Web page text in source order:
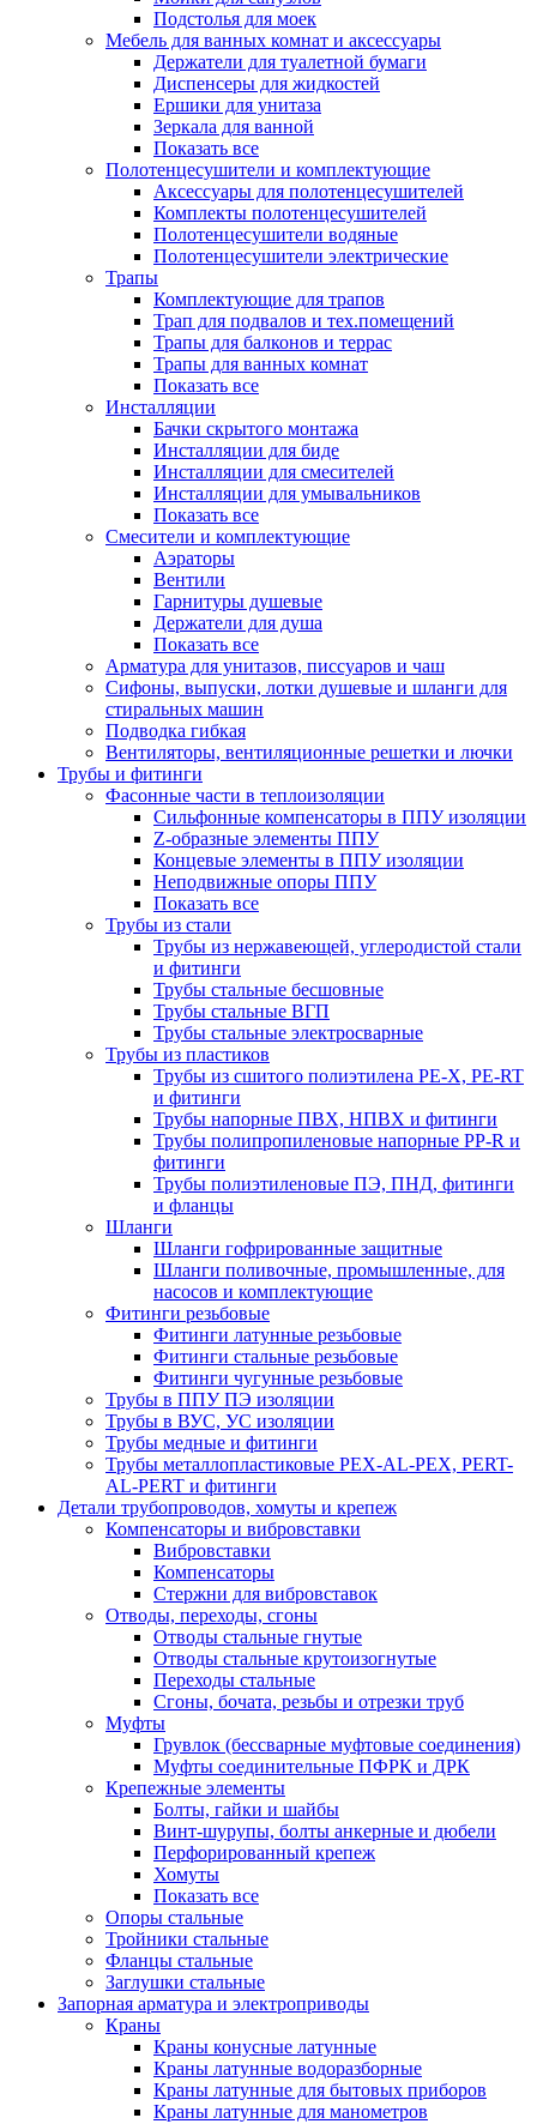
Подстолья для моек
Мебель для ванных комнат и аксессуары
Держатели для туалетной бумаги
Диспенсеры для жидкостей
Ершики для унитаза
Зеркала для ванной
Показать все
Полотенцесушители и комплектующие
Аксессуары для полотенцесушителей
Комплекты полотенцесушителей
Полотенцесушители водяные
Полотенцесушители электрические
Трапы
Комплектующие для трапов
Трап для подвалов и тех.помещений
Трапы для балконов и террас
Трапы для ванных комнат
Показать все
Инсталляции
Бачки скрытого монтажа
Инсталляции для биде
Инсталляции для смесителей
Инсталляции для умывальников
Показать все
Смесители и комплектующие
Аэраторы
Вентили
Гарнитуры душевые
Держатели для душа
Показать все
Арматура для унитазов, писсуаров и чаш
Сифоны, выпуски, лотки душевые и шланги для
стиральных машин
Подводка гибкая
Вентиляторы, вентиляционные решетки и лючки
Трубы и фитинги
Фасонные части в теплоизоляции
Cильфонные компенсаторы в ППУ изоляции
Z-образные элементы ППУ
Концевые элементы в ППУ изоляции
Неподвижные опоры ППУ
Показать все
Трубы из стали
Трубы из нержавеющей, углеродистой стали
и фитинги
Трубы стальные бесшовные
Трубы стальные ВГП
Трубы стальные электросварные
Трубы из пластиков
Трубы из сшитого полиэтилена PE-X, PE-RT
и фитинги
Трубы напорные ПВХ, НПВХ и фитинги
Трубы полипропиленовые напорные PP-R и
фитинги
Трубы полиэтиленовые ПЭ, ПНД, фитинги
и фланцы
Шланги
Шланги гофрированные защитные
Шланги поливочные, промышленные, для
насосов и комплектующие
Фитинги резьбовые
Фитинги латунные резьбовые
Фитинги стальные резьбовые
Фитинги чугунные резьбовые
Трубы в ППУ ПЭ изоляции
Трубы в ВУС, УС изоляции
Трубы медные и фитинги
Трубы металлопластиковые PEX-AL-PEX, PERT-
AL-PERT и фитинги
Детали трубопроводов, хомуты и крепеж
Компенсаторы и вибровставки
Вибровставки
Компенсаторы
Стержни для вибровставок
Отводы, переходы, сгоны
Отводы стальные гнутые
Отводы стальные крутоизогнутые
Переходы стальные
Сгоны, бочата, резьбы и отрезки труб
Муфты
Грувлок (бессварные муфтовые соединения)
Муфты соединительные ПФРК и ДРК
Крепежные элементы
Болты, гайки и шайбы
Винт-шурупы, болты анкерные и дюбели
Перфорированный крепеж
Хомуты
Показать все
Опоры стальные
Тройники стальные
Фланцы стальные
Заглушки стальные
Запорная арматура и электроприводы
Краны
Краны конусные латунные
Краны латунные водоразборные
Краны латунные для бытовых приборов
Краны латунные для манометров